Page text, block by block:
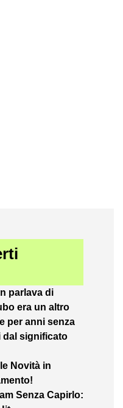
parlava di
era un altro
per anni senza
dal significato
Novità in
Senza Capirlo: